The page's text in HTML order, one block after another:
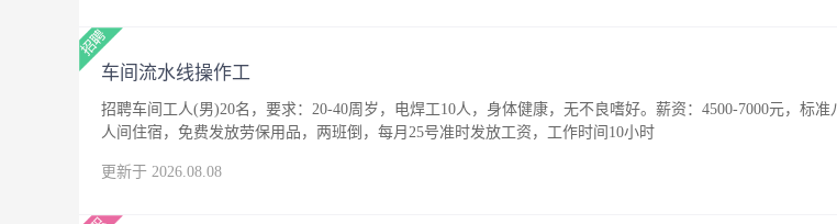
车间流水线操作工
招聘车间工人(男)20名，要求：20-40周岁，电焊工10人，身体健康，无不良嗜好。薪资：4500-7000元，标准
人间住宿，免费发放劳保用品，两班倒，每月25号准时发放工资，工作时间10小时
更新于 2026.08.08